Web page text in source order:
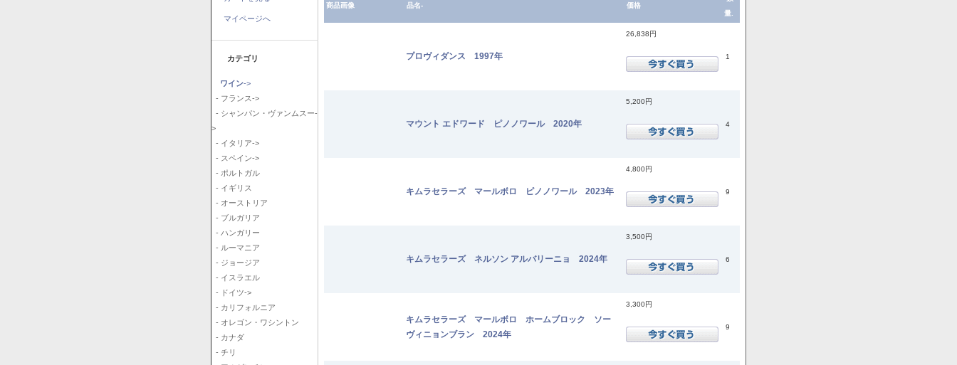
マイページへ
カテゴリ
ワイン->
- フランス->
- シャンパン・ヴァンムスー-
>
- イタリア->
- スペイン->
- ポルトガル
- イギリス
- オーストリア
- ブルガリア
- ハンガリー
- ルーマニア
- ジョージア
- イスラエル
- ドイツ->
- カリフォルニア
- オレゴン・ワシントン
- カナダ
- チリ
商品画像 品名- 価格
量.
プロヴィダンス 1997年
26,838円
1
マウント エドワード ピノノワール 2020年
5,200円
4
キムラセラーズ マールボロ ピノノワール 2023年
4,800円
9
キムラセラーズ ネルソン アルバリーニョ 2024年
3,500円
6
キムラセラーズ マールボロ ホームブロック ソー
ヴィニョンブラン 2024年
3,300円
9